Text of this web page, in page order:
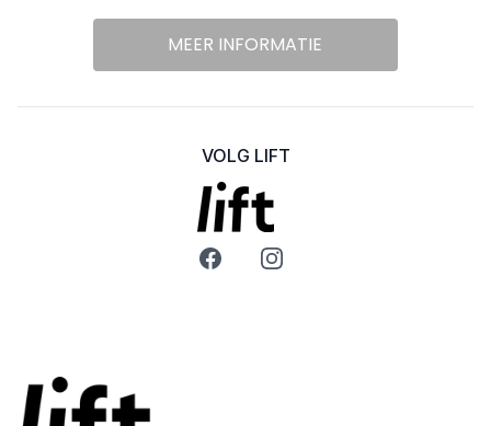
MEER INFORMATIE
VOLG LIFT
FacebookInstagram